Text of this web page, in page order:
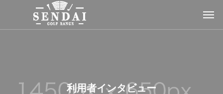
利用者インタビュー